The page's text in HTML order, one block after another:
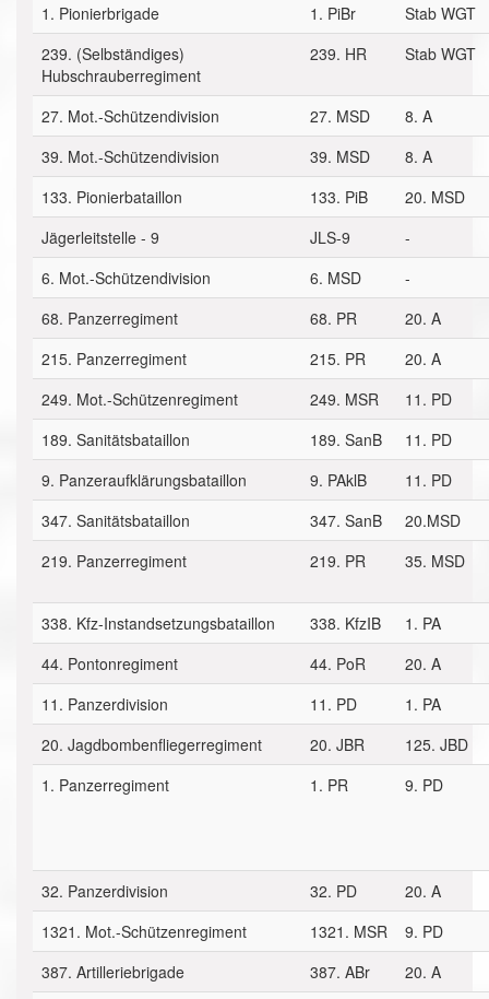
1. Pionierbrigade
1. PiBr
Stab WGT
239. (Selbständiges)
Hubschrauberregiment
239. HR Stab WGT
27. Mot.-Schützendivision 27. MSD
8. A
39. Mot.-Schützendivision
39. MSD
8. A
133. Pionierbataillon
133. PiB
20. MSD
Jägerleitstelle - 9
JLS-9
-
6. Mot.-Schützendivision
6. MSD
-
68. Panzerregiment
68. PR
20. A
215. Panzerregiment
215. PR
20. A
249. Mot.-Schützenregiment
249. MSR
11. PD
189. Sanitätsbataillon
189. SanB
11. PD
9. Panzeraufklärungsbataillon
9. PAklB
11. PD
347. Sanitätsbataillon
347. SanB
20.MSD
219. Panzerregiment
219. PR 35. MSD
338. Kfz-Instandsetzungsbataillon 338. KfzIB
1. PA
44. Pontonregiment
44. PoR
20. A
11. Panzerdivision
11. PD
1. PA
20. Jagdbombenfliegerregiment
20. JBR
125. JBD
1. Panzerregiment
1. PR 9. PD
32. Panzerdivision 32. PD
20. A
1321. Mot.-Schützenregiment
1321. MSR
9. PD
387. Artilleriebrigade
387. ABr 20. A